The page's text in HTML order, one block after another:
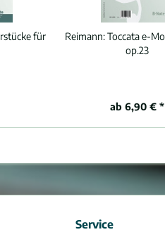
für
Reimann:Toccata e-
op.23
ab 6,90 € *
Service